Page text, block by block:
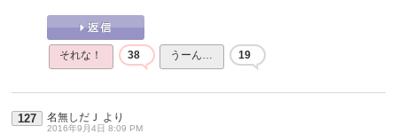
それな！ 38 うーん… 19
127 名無しだＪ より
2016年9月4日 8:09 PM